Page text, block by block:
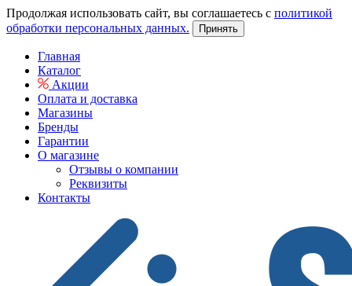
Продолжая использовать сайт, вы соглашаетесь с политикой
обработки персональных данных.
Принять
Главная
Каталог
Акции
Оплата и доставка
Магазины
Бренды
Гарантии
О магазине
Отзывы о компании
Реквизиты
Контакты